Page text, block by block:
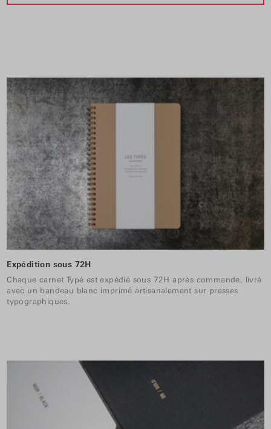
Expédition sous 72H
Chaque carnet Typé est expédié sous 72H après commande, livré
avec un bandeau blanc imprimé artisanalement sur presses
typographiques.